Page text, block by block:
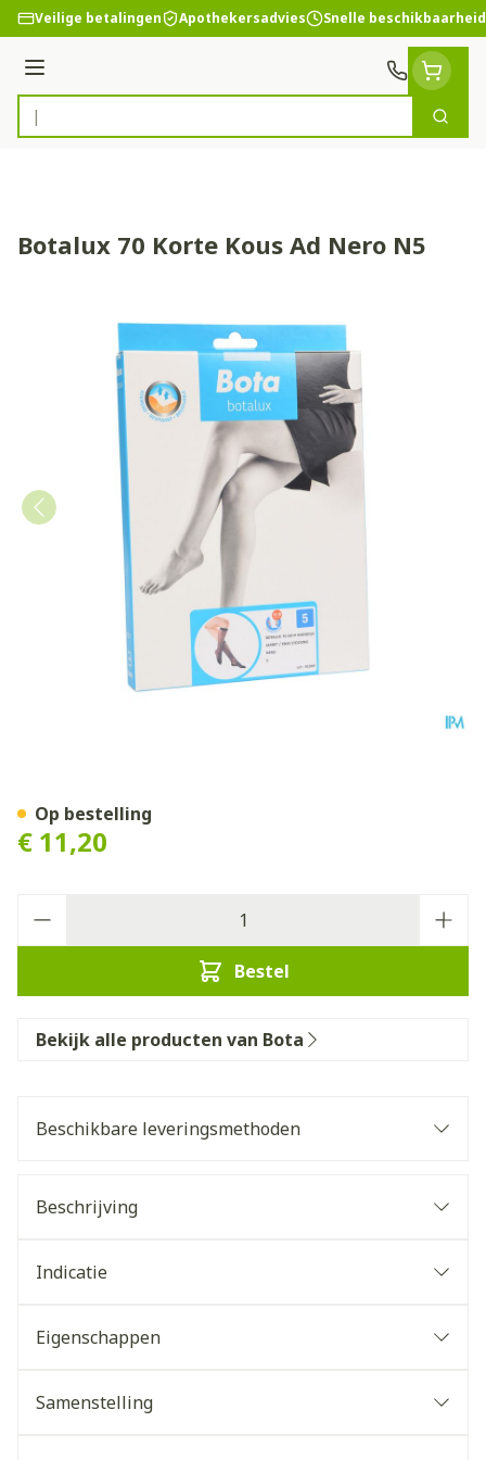
Ga naar de inhoud
Veilige betalingen Apothekersadvies Snelle beschikbaarheid
Menu
Product, merk, categorie...
Zoek
Botalux 70 Korte Kous Ad Nero N5
€ 11,20
Bestel
Op bestelling
Bekijk alle producten van Bota
Beschikbare leveringsmethoden
Beschrijving
Indicatie
Eigenschappen
Samenstelling